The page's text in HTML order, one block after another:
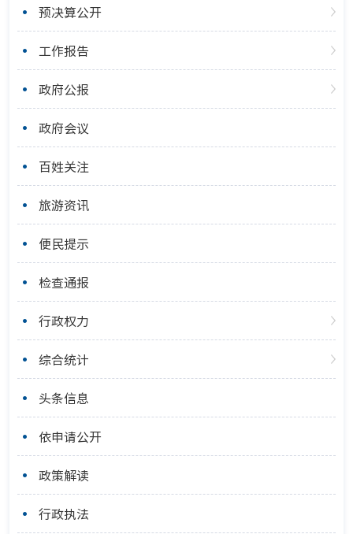
预决算公开
工作报告
政府公报
政府会议
百姓关注
旅游资讯
便民提示
检查通报
行政权力
综合统计
头条信息
依申请公开
政策解读
行政执法